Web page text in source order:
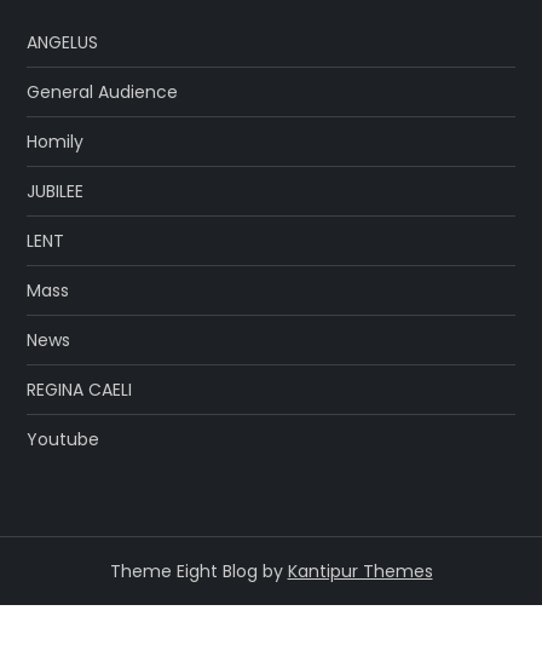
ANGELUS
General Audience
Homily
JUBILEE
LENT
Mass
News
REGINA CAELI
Youtube
Theme Eight Blog by Kantipur Themes